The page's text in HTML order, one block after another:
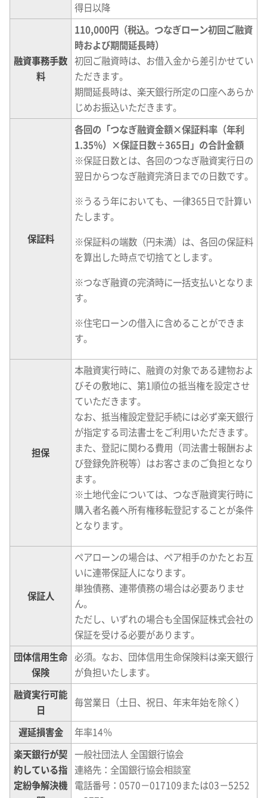
得日以降
融資事務手数
料
110,000円（税込。つなぎローン初回ご融資
時および期間延長時）
初回ご融資時は、お借入金から差引かせてい
ただきます。
期間延長時は、楽天銀行所定の口座へあらか
じめお振込いただきます。
保証料
各回の「つなぎ融資金額×保証料率（年利
1.35％）×保証日数÷365日」の合計金額
※保証日数とは、各回のつなぎ融資実行日の
翌日からつなぎ融資完済日までの日数です。
※うるう年においても、一律365日で計算い
たします。
※保証料の端数（円未満）は、各回の保証料
を算出した時点で切捨てとします。
※つなぎ融資の完済時に一括支払いとなりま
す。
※住宅ローンの借入に含めることができま
す。
担保
本融資実行時に、融資の対象である建物およ
びその敷地に、第1順位の抵当権を設定させ
ていただきます。
なお、抵当権設定登記手続には必ず楽天銀行
が指定する司法書士をご利用いただきます。
また、登記に関わる費用（司法書士報酬およ
び登録免許税等）はお客さまのご負担となり
ます。
※土地代金については、つなぎ融資実行時に
購入者名義へ所有権移転登記することが条件
となります。
保証人
ペアローンの場合は、ペア相手のかたとお互
いに連帯保証人になります。
単独債務、連帯債務の場合は必要ありませ
ん。
ただし、いずれの場合も全国保証株式会社の
保証を受ける必要があります。
団体信用生命
保険
必須。なお、団体信用生命保険料は楽天銀行
が負担いたします。
融資実行可能
日
毎営業日（土日、祝日、年末年始を除く）
遅延損害金
年率14％
楽天銀行が契
約している指
定紛争解決機
一般社団法人 全国銀行協会
連絡先：全国銀行協会相談室
電話番号：0570－017109または03－5252